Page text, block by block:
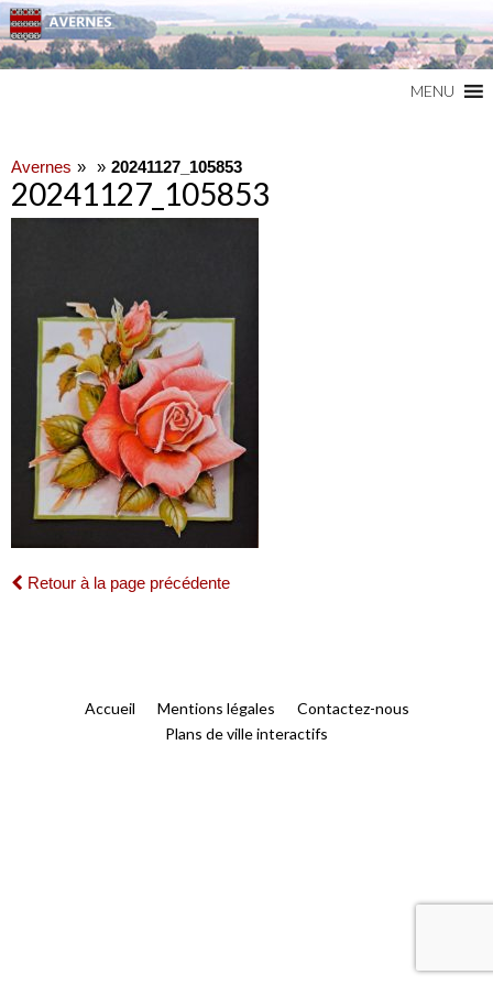
MENU
Avernes 20241127_105853
20241127_105853
Retour à la page précédente
Accueil Mentions légales
Contactez-nous
Plans de ville interactifs